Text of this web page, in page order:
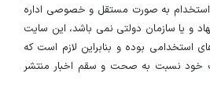
استخدام به صورت مستقل و خصوصی اداره
و یا سازمان دولتی نمی باشد، این سایت
استخدامی بوده و بنابراین لازم است که
خود نسبت به صحت و سقم اخبار منتشر